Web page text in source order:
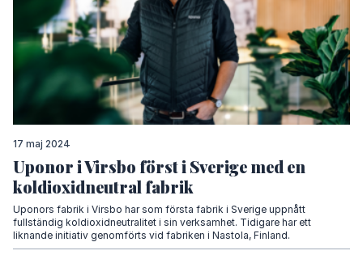
17 maj 2024
Uponor i Virsbo först i Sverige med en
koldioxidneutral fabrik
Uponors fabrik i Virsbo har som första fabrik i Sverige uppnått
fullständig koldioxidneutralitet i sin verksamhet. Tidigare har ett
liknande initiativ genomförts vid fabriken i Nastola, Finland.